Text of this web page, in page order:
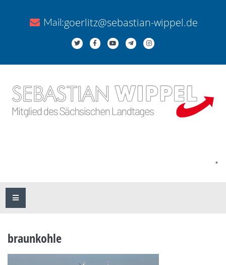
Mail:goerlitz@sebastian-wippel.de
.
braunkohle